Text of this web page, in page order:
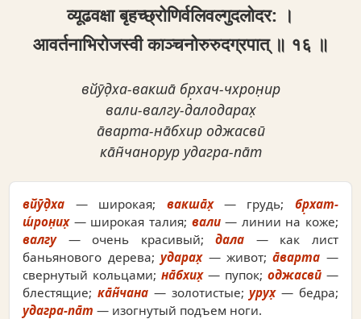
व्यूढवक्षा बृहच्छ्रोणिर्वलिवल्गुदलोदर: ।
आवर्तनाभिरोजस्वी काञ्चनोरुरुदग्रपात् ॥ १६ ॥
вйӯд̣ха-вакша̄ бр̣хач-чхрон̣ир
вали-валгу-далодарах̣
а̄варта-на̄бхир оджасвӣ
ка̄н̃чанорур удагра-па̄т
вйӯд̣ха — широкая; вакша̄х̣— грудь; бр̣хат-
ш́рон̣их̣— широкая талия; вали— линии на коже;
валгу— очень красивый;дала — как лист
баньянового дерева;ударах̣— живот;а̄варта —
свернутый кольцами;на̄бхих̣— пупок; оджасвӣ—
блестящие; ка̄н̃чана— золотистые;урух̣— бедра;
удагра-па̄т — изогнутый подъем ноги.